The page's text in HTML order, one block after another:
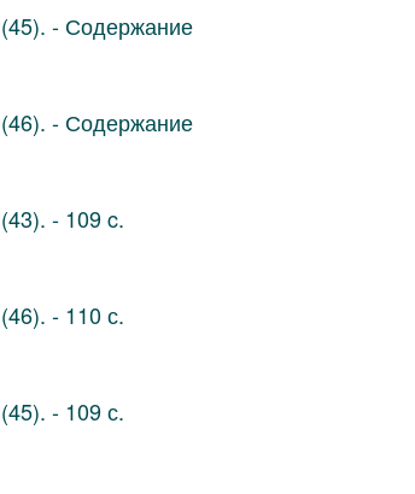
- Содержание
- Содержание
- 109 c.
- 110 с.
- 109 с.